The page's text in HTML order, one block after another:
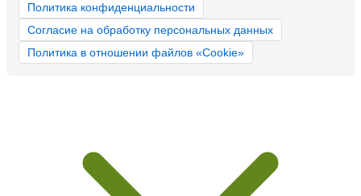
Политика конфиденциальности
Согласие на обработку персональных данных
Политика в отношении файлов «Cookie»